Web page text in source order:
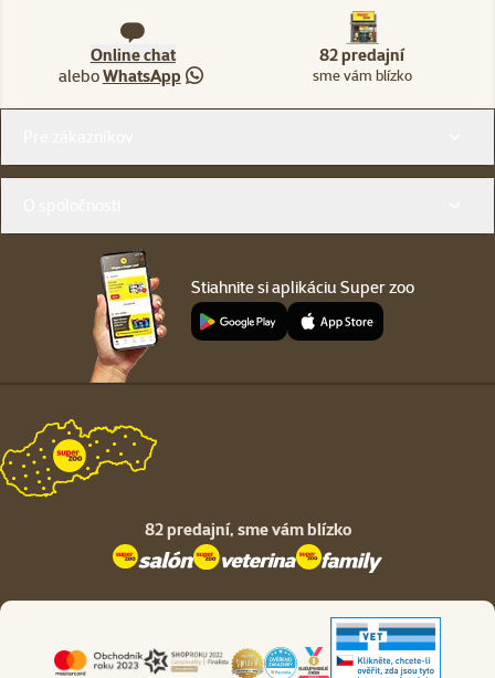
Online chat
aleboWhatsApp
82 predajní
sme vám blízko
Stiahnite si aplikáciu Super zoo
82 predajní, sme vám blízko